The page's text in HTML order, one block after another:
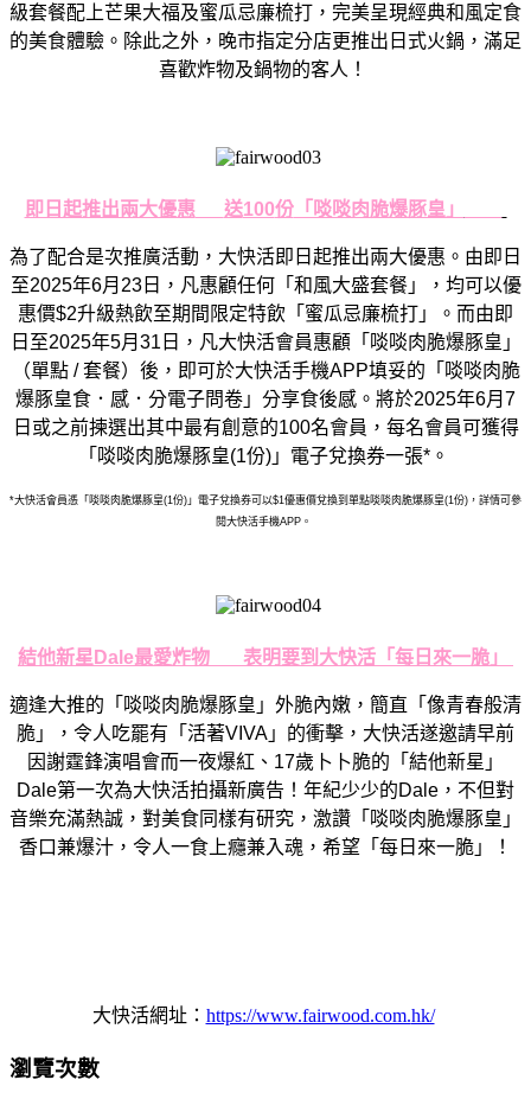
級套餐配上芒果大福及蜜瓜忌廉梳打， 完美呈現經典和風定食
的美食體驗。除此之外， 晚市指定分店更推出日式火鍋，滿足
喜歡炸物及鍋物的客人！
即日起推出兩大優惠 送100份「啖啖肉脆爆豚皇」
為了配合是次推廣活動，大快活即日起推出兩大優惠。由即日
至2025年6月 23日，凡惠顧任何「和風大盛套餐」，均可以優
惠價$2升級熱飲至期間限定特飲「蜜瓜忌廉梳打」。而由即
日至2025年5月 31 日，凡大快活會員惠顧「啖啖肉脆爆豚皇」
（單點/套餐）後，即可於大快活手機APP填妥的「啖啖肉脆
爆豚皇食． 感．分電子問卷」分享食後感。將於2025年6月 7
日或之前揀選出其中最有創意的100名會員，每名會員可獲得
「啖啖肉脆爆豚皇(1份)」電子兌換券一張*。
*大快活會員憑「啖啖肉脆爆豚皇(1 份) 」電子兌換券可以$1 優惠價兌換到單點啖啖肉脆爆豚皇(1 份) ，詳情可參
閱大快活手機APP 。
結他新星 Dale最愛炸物 表明要到大快活「每日來一脆」
適逢大推的「啖啖肉脆爆豚皇」外脆內嫩，簡直「像青春般清
脆」， 令人吃罷有「活著VIVA 」的衝擊， 大快活遂邀請早前
因謝霆鋒演唱會而一夜爆紅、 17歲卜卜脆的「 結他新星」
Dale第一次為大快活拍攝新廣告！ 年紀少少的Dal e ，不但對
音樂充滿熱誠，對美食同樣有研究，激讚「 啖啖肉脆爆豚皇」
香口兼爆汁，令人一食上癮兼入魂，希望「 每日來一脆」！
大快活網址： https://www.fairwood.com.hk/
瀏覽次數